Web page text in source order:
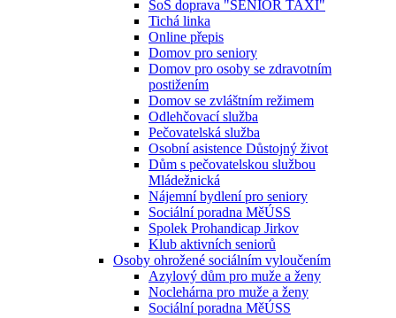
SoS doprava "SENIOR TAXI"
Tichá linka
Online přepis
Domov pro seniory
Domov pro osoby se zdravotním
postižením
Domov se zvláštním režimem
Odlehčovací služba
Pečovatelská služba
Osobní asistence Důstojný život
Dům s pečovatelskou službou
Mládežnická
Nájemní bydlení pro seniory
Sociální poradna MěÚSS
Spolek Prohandicap Jirkov
Klub aktivních seniorů
Osoby ohrožené sociálním vyloučením
Azylový dům pro muže a ženy
Noclehárna pro muže a ženy
Sociální poradna MěÚSS